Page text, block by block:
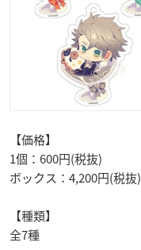
【価格】
1個：600円(税抜)
ボックス：4,200円(税抜)
【種類】
全7種